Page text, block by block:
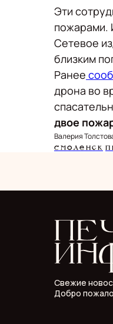
Эти
пожарами.
Сетевое
близким
Ранее
дрона во
двое
Валерия
Смоленск
Свежие
Добро